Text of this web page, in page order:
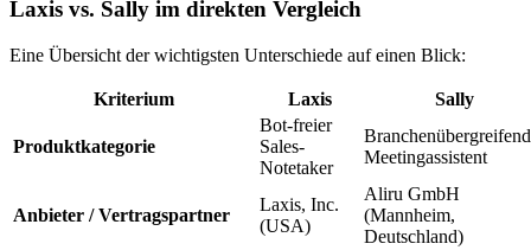
Laxis vs. Sally im direkten Vergleich
Eine Übersicht der wichtigsten Unterschiede auf einen Blick:
Kriterium Laxis Sally
Produktkategorie
Bot-freier
Sales-
Notetaker
Meetingassistent
Anbieter / Vertragspartner
Laxis, Inc.
(USA)
Aliru GmbH
(Mannheim,
Deutschland)